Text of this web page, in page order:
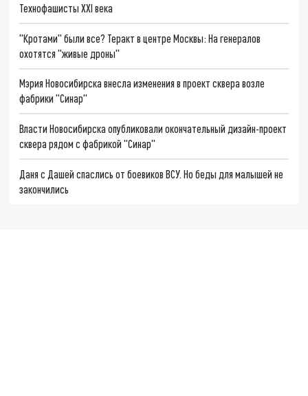
Технофашисты XXI века
"Кротами" были все? Теракт в центре Москвы: На генералов
охотятся "живые дроны"
Мэрия Новосибирска внесла изменения в проект сквера возле
фабрики "Синар"
Власти Новосибирска опубликовали окончательный дизайн-проект
сквера рядом с фабрикой "Синар"
Даня с Дашей спаслись от боевиков ВСУ. Но беды для малышей не
закончились